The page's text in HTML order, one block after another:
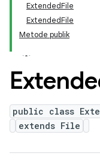
ExtendedFile
ExtendedFile
Metode publik
public class
extends File